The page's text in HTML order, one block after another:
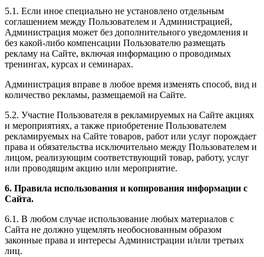
5.1. Если иное специально не установлено отдельным
соглашением между Пользователем и Администрацией,
Администрация может без дополнительного уведомления и
без какой-либо компенсации Пользователю размещать
рекламу на Сайте, включая информацию о проводимых
тренингах, курсах и семинарах.
Администрация вправе в любое время изменять способ, вид и
количество рекламы, размещаемой на Сайте.
5.2. Участие Пользователя в рекламируемых на Сайте акциях
и мероприятиях, а также приобретение Пользователем
рекламируемых на Сайте товаров, работ или услуг порождает
права и обязательства исключительно между Пользователем и
лицом, реализующим соответствующий товар, работу, услуг
или проводящим акцию или мероприятие.
6. Правила использования и копирования информации с
Сайта.
6.1. В любом случае использование любых материалов с
Сайта не должно ущемлять необоснованным образом
законные права и интересы Администрации и/или третьих
лиц.